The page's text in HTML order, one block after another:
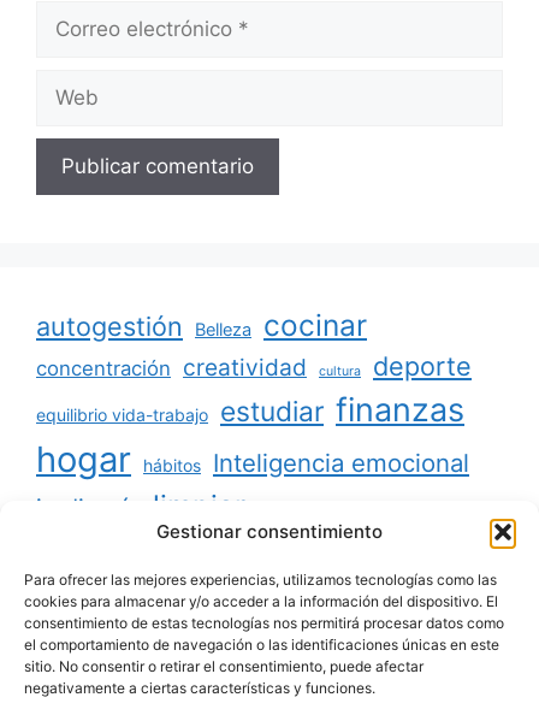
Gestionar consentimiento
Para ofrecer las mejores experiencias, utilizamos tecnologías como las
cookies para almacenar y/o acceder a la información del dispositivo. El
consentimiento de estas tecnologías nos permitirá procesar datos como
el comportamiento de navegación o las identificaciones únicas en este
sitio. No consentir o retirar el consentimiento, puede afectar
negativamente a ciertas características y funciones.
electrónico
autogestión Belleza cocinar
concentración creatividad cultura deporte
equilibrio vida-trabajo estudiar finanzas
hogar hábitos Inteligencia emocional
jardinería limpiar
minimalismo niños
ordenar organizar productividad
reciclaje relaciones sociales salud
tecnología viajar voluntariado